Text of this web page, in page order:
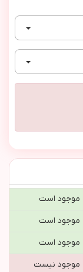
موجود است
موجود است
موجود است
موجود نیست